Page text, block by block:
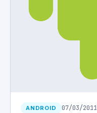
ANDROID 07/03/2011